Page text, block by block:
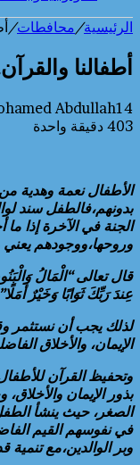
الرئيسية/محافطات/
أطفالنا
Abdullah14 مايو، 2026
403 دقيقة واحدة
الأطفال نعمة وهدية
بدونهم،فالطفل سند
الجنة في الآخرة إذا ما
وروحها،ووجودهم يعني
قال تعالى “الْمَالُ
عِندَ رَبِّكَ ثَوَابًا وَخَيْرٌ
لذلك يجب أن نستثمر
الإيمان، والأخلاق
وتحفيظ القرآن
بذور الإيمان
الصغر، حيث ينشأ
في نفوسهم القيم
وبر الوالدين،مع تنمية